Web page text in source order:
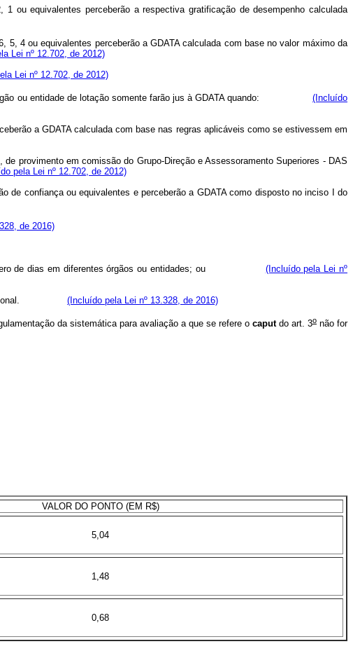
ou equivalentes perceberão a respectiva gratificação de desempenho calculada
4 ou equivalentes perceberão a GDATA calculada com base no valor máximo da
Lei nº 12.702, de 2012)
Lei nº 12.702, de 2012)
órgão ou entidade de lotação somente farão jus à GDATA quando:(Incluído
a GDATA calculada com base nas regras aplicáveis como se estivessem em
provimento em comissão do Grupo-Direção e Assessoramento Superiores - DAS
pela Lei nº 12.702, de 2012)
de confiança ou equivalentes e perceberão a GDATA como disposto no inciso I do
de 2016)
número de dias em diferentes órgãos ou entidades; ou (Incluído pela Lei nº
fundacional. (Incluído pela Lei nº 13.328, de 2016)
da sistemática para avaliação a que se refere o caputdo art. 3o não for
VALOR DO PONTO (EM R$)
5,04
1,48
0,68